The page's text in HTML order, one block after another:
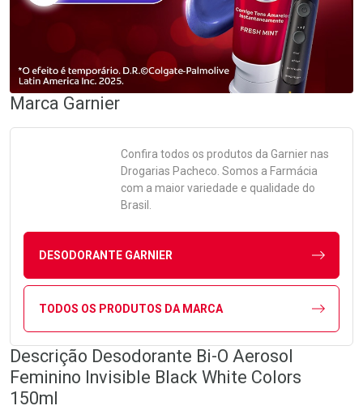
Marca Garnier
Confira todos os produtos da Garniernas
Drogarias Pacheco. Somos a Farmácia
com a maior variedade e qualidade do
Brasil.
DESODORANTE GARNIER
TODOS OS PRODUTOS DA MARCA
Descrição Desodorante Bi-O Aerosol
Feminino Invisible Black White Colors
150ml